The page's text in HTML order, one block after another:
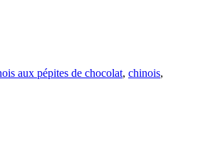
aux pépites de chocolat, chinois,